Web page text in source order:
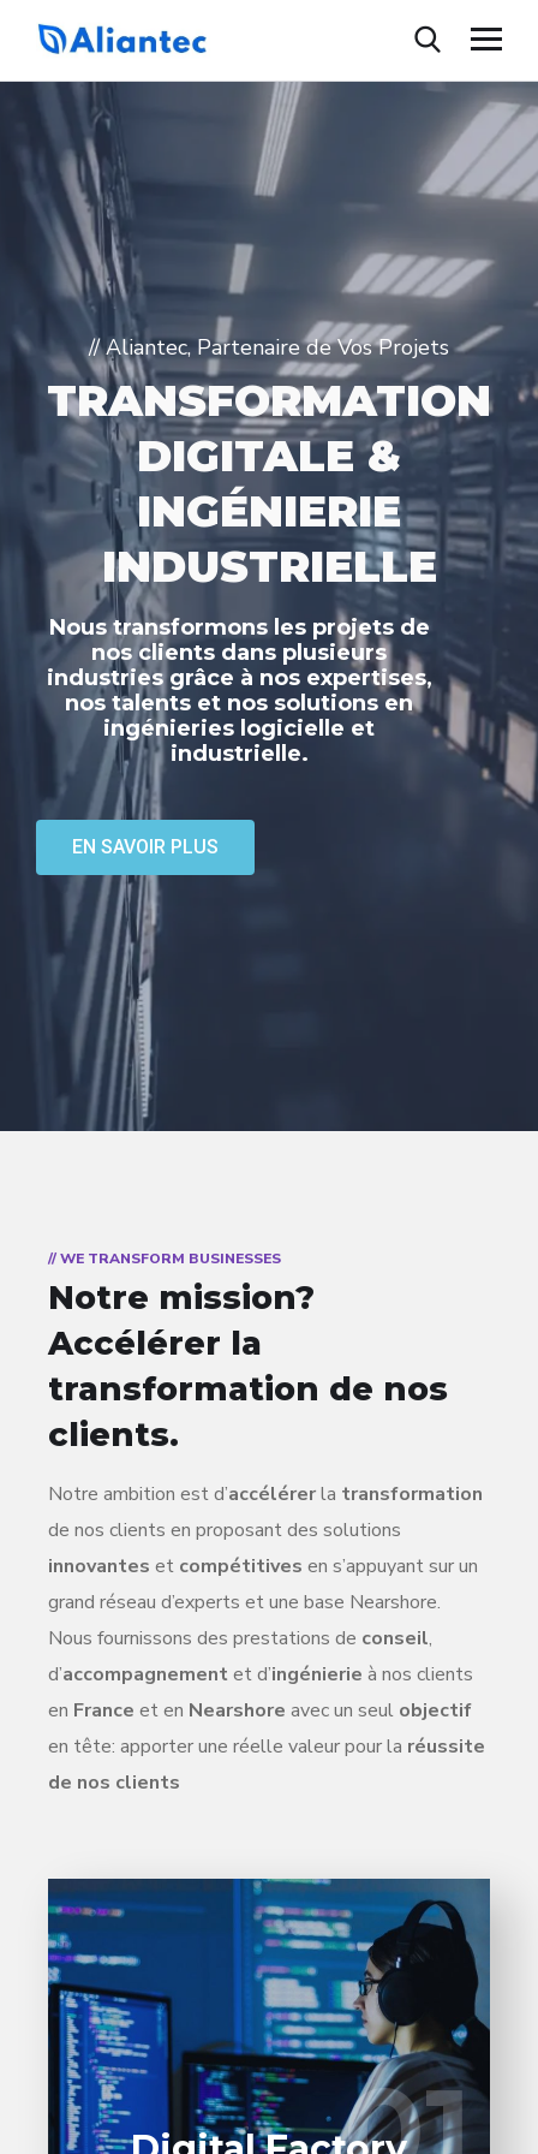
// Aliantec, Partenaire de Vos Projets
TRANSFORMATION
DIGITALE &
INGÉNIERIE
INDUSTRIELLE
Nous transformons les projets de
nos clients dans plusieurs
industries grâce à nos expertises,
nos talents et nos solutions en
ingénieries logicielle et
industrielle.
EN SAVOIR PLUS
// WE TRANSFORM BUSINESSES
Notre mission?
Accélérer la
transformation de nos
clients.
Notre ambition est d’accélérerla transformation
de nos clients en proposant des solutions
innovantes et compétitives en s’appuyant sur un
grand réseau d’experts et une base Nearshore.
Nous fournissons des prestations de conseil,
d’accompagnementet d’ingénierie à nos clients
en France et en Nearshore avec un seul objectif
en tête: apporter une réelle valeur pour la réussite
de nos clients
Confiez la réalisation de vos projets
logiciels à nos experts en architecture, en
design UI/UX et en développement et
qualification logiciels.
EN SAVOIR PLUS